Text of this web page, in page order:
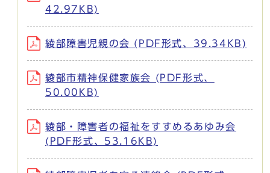
42.97KB)
綾部障害児親の会 (PDF形式、39.34KB)
綾部市精神保健家族会 (PDF形式、
50.00KB)
綾部・障害者の福祉をすすめるあゆみ会
(PDF形式、53.16KB)